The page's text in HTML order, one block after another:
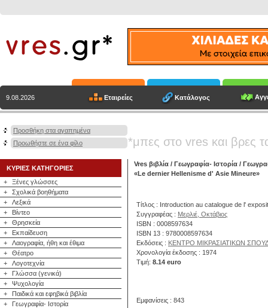
9.08.2026 Εταιρείες Κατάλογος
Προσθήκη στα αγαπημένα
Προωθήστε σε ένα φίλο
*μπες στο vres και βρες
ΚΥΡΙΕΣ ΚΑΤΗΓΟΡΙΕΣ
+
Ξένες γλώσσες
+
Σχολικά βοηθήματα
+
Λεξικά
+
Βίντεο
+
Θρησκεία
+
Εκπαίδευση
+
Λαογραφία, ήθη και έθιμα
+
Θέατρο
+
Λογοτεχνία
+
Γλώσσα (γενικά)
+
Ψυχολογία
+
Παιδικά και εφηβικά βιβλία
+
Γεωγραφία- Ιστορία
Vres βιβλία / Γεωγραφία- Ιστορία /
«Le dernier Hellenisme d' Asie Mineure»
Τίτλος : Introduction au catalogue de l'
Συγγραφέας : Μερλιέ, Οκτάβιος
ISBN : 0008597634
ISBN 13 : 9780008597634
Εκδόσεις : ΚΕΝΤΡΟ ΜΙΚΡΑΣΙΑΤΙΚΩΝ
Χρονολογία έκδοσης : 1974
Τιμή: 8.14 euro
Εμφανίσεις : 843